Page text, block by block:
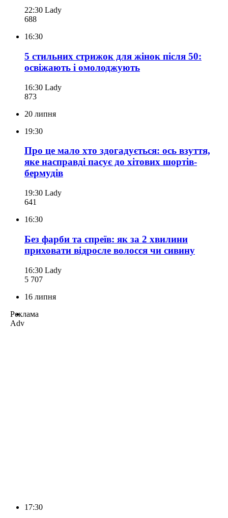
22:30 Lady
688
16:30
5 стильних стрижок для жінок після 50:
освіжають і омолоджують
16:30 Lady
873
20 липня
19:30
Про це мало хто здогадується: ось взуття,
яке насправді пасує до хітових шортів-
бермудів
19:30 Lady
641
16:30
Без фарби та спреїв: як за 2 хвилини
приховати відросле волосся чи сивину
16:30 Lady
5 707
16 липня
Реклама
Adv
17:30